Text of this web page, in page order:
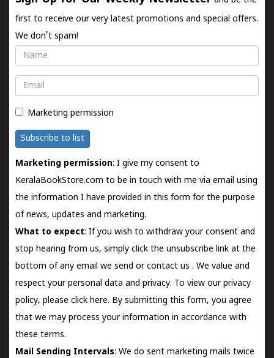
first to receive our very latest promotions and special offers.
We don't spam!
Name
Email
Marketing permission
Subscribe to list
Marketing permission: I give my consent to
KeralaBookStore.com to be in touch with me via email using
the information I have provided in this form for the purpose
of news, updates and marketing.
What to expect: If you wish to withdraw your consent and
stop hearing from us, simply click the unsubscribe link at the
bottom of any email we send orcontact us . We value and
respect your personal data and privacy. To view our privacy
policy, please click here. By submitting this form, you agree
that we may process your information in accordance with
these terms.
Mail Sending Intervals: We do sent marketing mails twice